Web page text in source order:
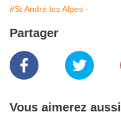
#St André les Alpes -
Partager
Vous aimerez aussi